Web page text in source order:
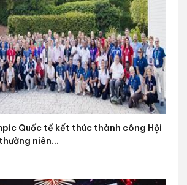
Quốc tế kết thúc thành công Hội
niên...